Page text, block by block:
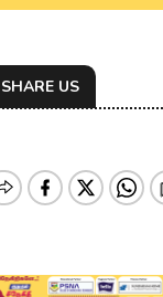
SHARE US